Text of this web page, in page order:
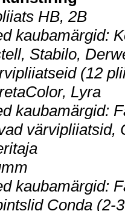
HB, 2B
kaubamärgid:
Stabilo,
(12
Lyra
kaubamärgid:
värvipliiatsid,
kaubamärgid:
Conda (2-